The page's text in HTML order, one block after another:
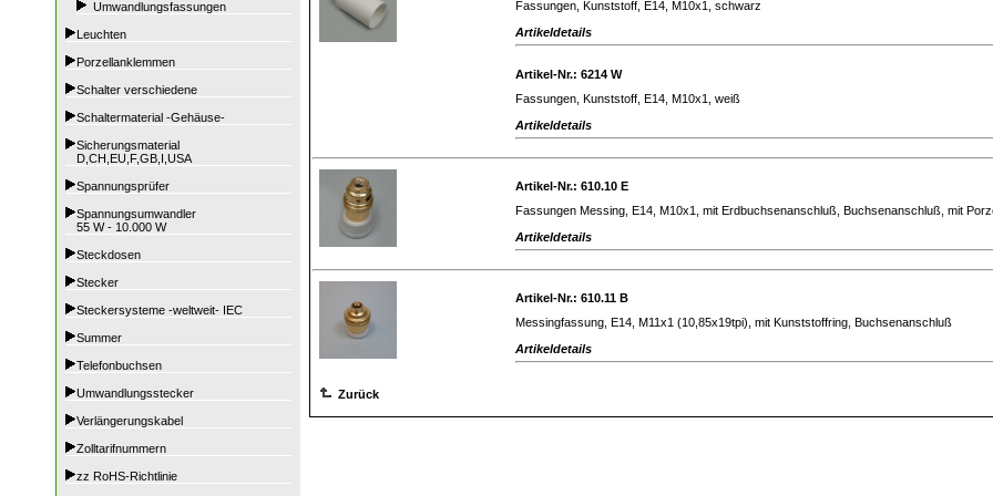
Umwandlungsfassungen
Leuchten
Porzellanklemmen
Schalter verschiedene
Schaltermaterial -Gehäuse-
Sicherungsmaterial
D,CH,EU,F,GB,I,USA
Spannungsprüfer
Spannungsumwandler
55 W - 10.000 W
Steckdosen
Stecker
Steckersysteme -weltweit- IEC
Summer
Telefonbuchsen
Umwandlungsstecker
Verlängerungskabel
Zolltarifnummern
zz RoHS-Richtlinie
Fassungen, Kunststoff, E14, M10x1, schwarz
Artikeldetails
Artikel-Nr.: 6214 W
Fassungen, Kunststoff, E14, M10x1, weiß
Artikeldetails
Artikel-Nr.: 610.10 E
Fassungen Messing, E14, M10x1, mit Erdbuchsenanschluß, Buchsenanschluß, mit
Artikeldetails
Artikel-Nr.: 610.11 B
Messingfassung, E14, M11x1 (10,85x19tpi), mit Kunststoffring, Buchsenanschluß
Artikeldetails
Zurück